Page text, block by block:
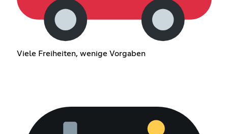
Viele Freiheiten, wenige Vorgaben